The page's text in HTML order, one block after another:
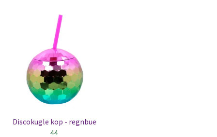
Discokugle kop - regnbue
44